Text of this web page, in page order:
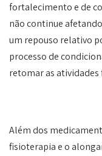
fortalecimento e de
não continue
um repouso relativo
processo de
retomar as atividades
Além dos
fisioterapia e o